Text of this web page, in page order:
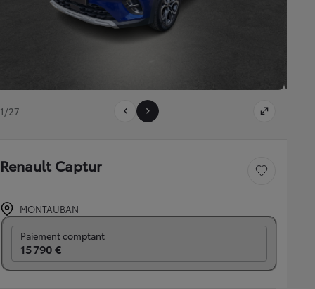
1/27
Renault Captur Sauvegarder le
MONTAUBAN
Paiement comptant
15 790 €